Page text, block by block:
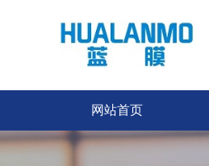
网站首页